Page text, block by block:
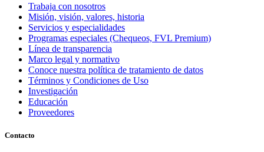
Trabaja con nosotros
Misión, visión, valores, historia
Servicios y especialidades
Programas especiales (Chequeos, FVL Premium)
Línea de transparencia
Marco legal y normativo
Conoce nuestra política de tratamiento de datos
Términos y Condiciones de Uso
Investigación
Educación
Proveedores
Contacto